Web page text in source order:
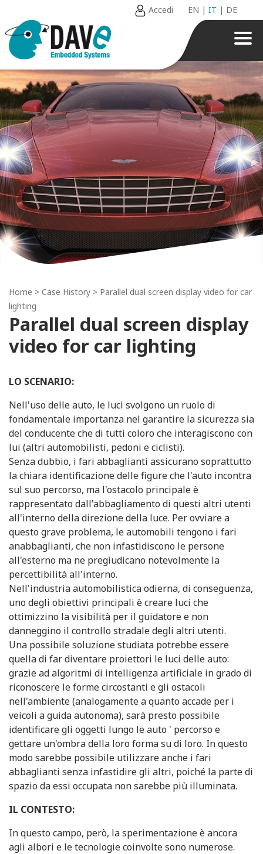
Accedi EN |IT | DE
Home > Case History > Parallel dual screen display video for car
lighting
Parallel dual screen display
video for car lighting
LO SCENARIO:
Nell'uso delle auto, le luci svolgono un ruolo di
fondamentale importanza nel garantire la sicurezza sia
del conducente che di tutti coloro che interagiscono con
lui (altri automobilisti, pedoni e ciclisti).
Senza dubbio, i fari abbaglianti assicurano soprattutto
la chiara identificazione delle figure che l'auto incontra
sul suo percorso, ma l'ostacolo principale è
rappresentato dall'abbagliamento di questi altri utenti
all'interno della direzione della luce. Per ovviare a
questo grave problema, le automobili tengono i fari
anabbaglianti, che non infastidiscono le persone
all'esterno ma ne pregiudicano notevolmente la
percettibilità all'interno.
Nell'industria automobilistica odierna, di conseguenza,
uno degli obiettivi principali è creare luci che
ottimizzino la visibilità per il guidatore e non
danneggino il controllo stradale degli altri utenti.
Una possibile soluzione studiata potrebbe essere
quella di far diventare proiettori le luci delle auto:
grazie ad algoritmi di intelligenza artificiale in grado di
riconoscere le forme circostanti e gli ostacoli
nell'ambiente (analogamente a quanto accade per i
veicoli a guida autonoma), sarà presto possibile
identificare gli oggetti lungo le auto ' percorso e
gettare un'ombra della loro forma su di loro. In questo
modo sarebbe possibile utilizzare anche i fari
abbaglianti senza infastidire gli altri, poiché la parte di
spazio da essi occupata non sarebbe più illuminata.
IL CONTESTO:
In questo campo, però, la sperimentazione è ancora
agli albori e le tecnologie coinvolte sono numerose.